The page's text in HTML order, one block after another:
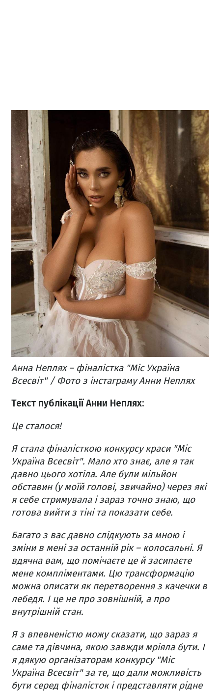
Анна Неплях – фіналістка "Міс Україна
Всесвіт" / Фото з інстаграму Анни Неплях
Текст публікації Анни Неплях:
Це сталося!
Я стала фіналісткою конкурсу краси "Міс
Україна Всесвіт". Мало хто знає, але я так
давно цього хотіла. Але були мільйон
обставин (у моїй голові, звичайно) через які
я себе стримувала і зараз точно знаю, що
готова вийти з тіні та показати себе.
Багато з вас давно слідкують за мною і
зміни в мені за останній рік – колосальні. Я
вдячна вам, що помічаєте це й засипаєте
мене компліментами. Цю трансформацію
можна описати як перетворення з качечки в
лебедя. І це не про зовнішній, а про
внутрішній стан.
Я з впевненістю можу сказати, що зараз я
саме та дівчина, якою завжди мріяла бути. І
я дякую організаторам конкурсу "Міс
Україна Всесвіт" за те, що дали можливість
бути серед фіналісток і представляти рідне